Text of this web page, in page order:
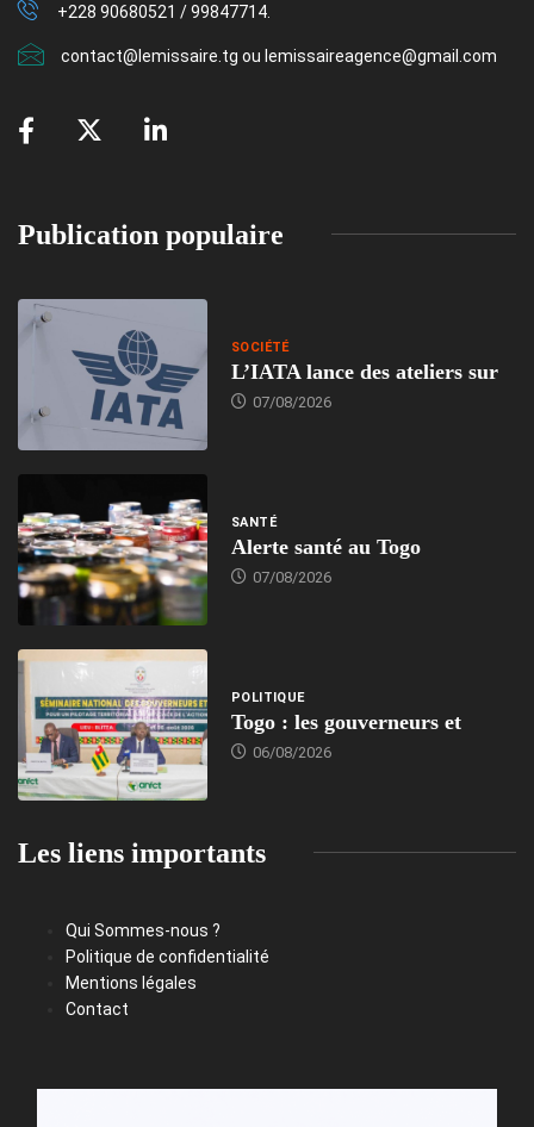
+228 90680521 / 99847714.
contact@lemissaire.tg ou lemissaireagence@gmail.com
Publication populaire
SOCIÉTÉ
L’IATA lance des ateliers sur
07/08/2026
SANTÉ
Alerte santé au Togo
07/08/2026
POLITIQUE
Togo : les gouverneurs et
06/08/2026
Les liens importants
Qui Sommes-nous ?
Politique de confidentialité
Mentions légales
Contact